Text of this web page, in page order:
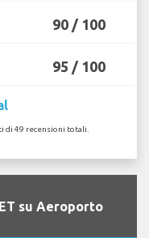
90 / 100
95 / 100
di 49 recensioni totali.
su Aeroporto